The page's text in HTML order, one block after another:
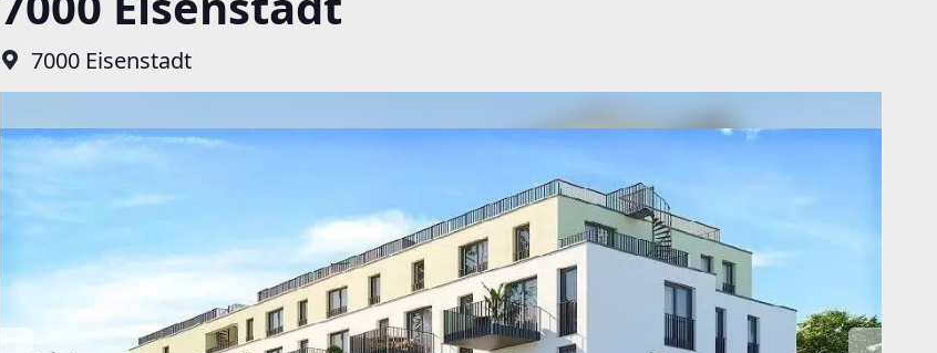
7000 Eisenstadt